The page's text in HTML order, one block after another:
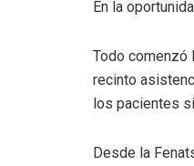
En la
Todo comenzó
recinto
los pacientes
Desde la